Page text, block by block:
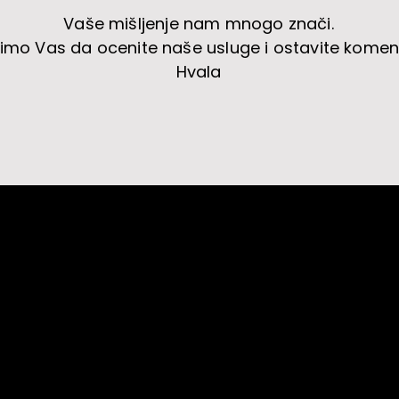
Vaše mišljenje nam mnogo znači.
Vas da ocenite naše usluge i ostavite
Hvala